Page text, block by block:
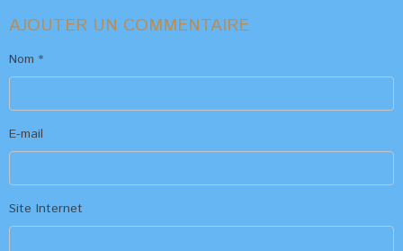
AJOUTER UN COMMENTAIRE
Nom
E-mail
Site Internet